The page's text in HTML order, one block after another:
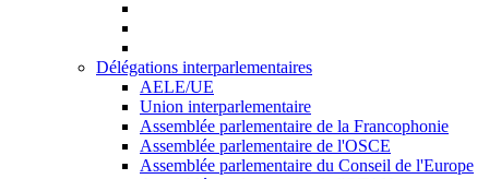
Délégations interparlementaires
AELE/UE
Union interparlementaire
Assemblée parlementaire de la Francophonie
Assemblée parlementaire de l'OSCE
Assemblée parlementaire du Conseil de l'Europe